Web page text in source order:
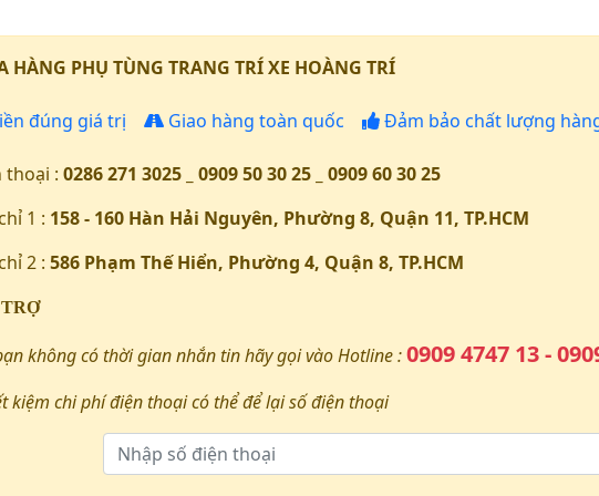
HÀNG PHỤ TÙNG TRANG TRÍ XE HOÀNG TRÍ
đúng giá trị Giao hàng toàn quốc Đảm bảo chất lượng
: 0286 271 3025 _ 0909 50 30 25 _ 0909 60 30 25
1 : 158 - 160 Hàn Hải Nguyên, Phường 8, Quận 11, TP.HCM
2 : 586 Phạm Thế Hiển, Phường 4, Quận 8, TP.HCM
không có thời gian nhắn tin hãy gọi vào Hotline :0909 4747 13 -
kiệm chi phí điện thoại có thể để lại số điện thoại